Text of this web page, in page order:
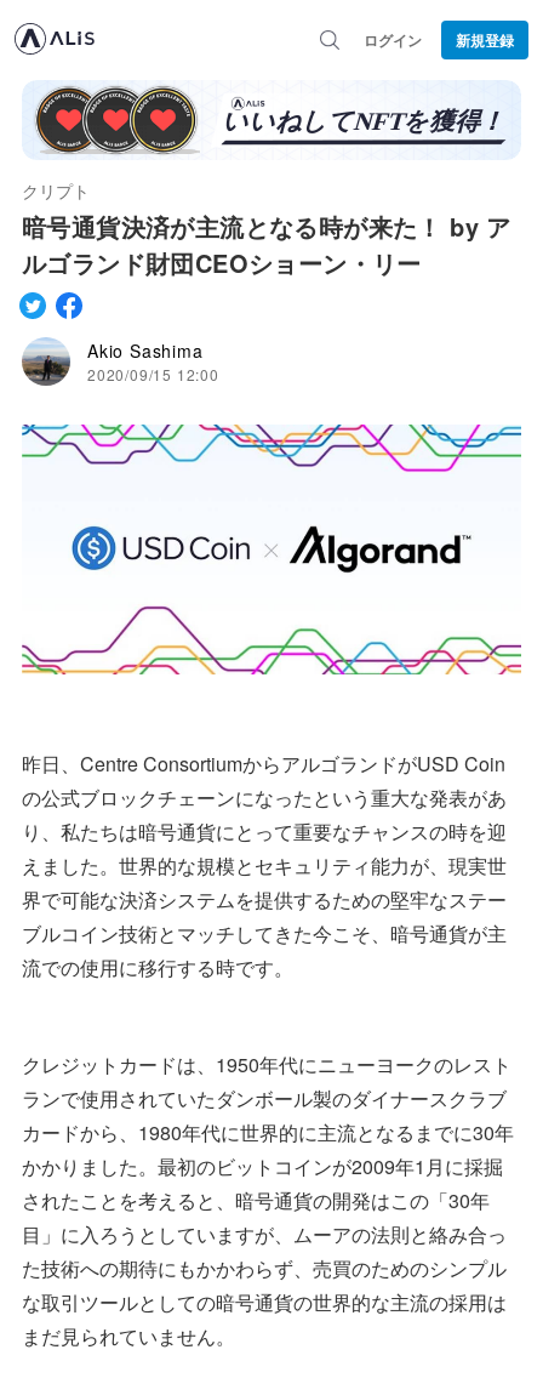
ログイン 新規登録
クリプト
暗号通貨決済が主流となる時が来た！ by ア
ルゴランド財団CEOショーン・リー
Akio Sashima
2020/09/15 12:00
昨日、Centre ConsortiumからアルゴランドがUSD Coin
の公式ブロックチェーンになったという重大な発表があ
り、私たちは暗号通貨にとって重要なチャンスの時を迎
えました。世界的な規模とセキュリティ能力が、現実世
界で可能な決済システムを提供するための堅牢なステー
ブルコイン技術とマッチしてきた今こそ、暗号通貨が主
流での使用に移行する時です。
クレジットカードは、1950年代にニューヨークのレスト
ランで使用されていたダンボール製のダイナースクラブ
カードから、1980年代に世界的に主流となるまでに30年
かかりました。最初のビットコインが2009年1月に採掘
されたことを考えると、暗号通貨の開発はこの「30年
目」に入ろうとしていますが、ムーアの法則と絡み合っ
た技術への期待にもかかわらず、売買のためのシンプル
な取引ツールとしての暗号通貨の世界的な主流の採用は
まだ見られていません。